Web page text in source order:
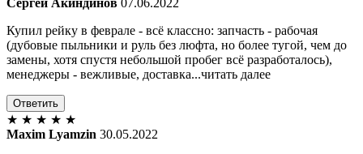
Сергей Акиндинов 07.06.2022
Купил рейку в феврале - всё классно: запчасть - рабочая
(дубовые пыльники и руль без люфта, но более тугой, чем до
замены, хотя спустя небольшой пробег всё разработалось),
менеджеры - вежливые, доставка...читать далее
Ответить
★ ★ ★ ★ ★
Maxim Lyamzin 30.05.2022